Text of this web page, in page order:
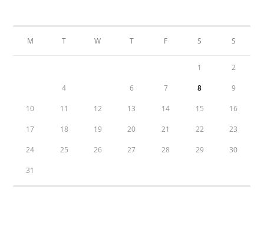
M T W T F S S
1 2
4 6 7 8 9
10 11 12 13 14 15 16
17 18 19 20 21 22 23
24 25 26 27 28 29 30
31